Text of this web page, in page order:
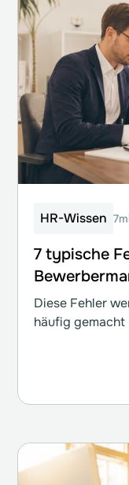
HR-Wissen
7 typische
Diese Fehler
häufig gemacht